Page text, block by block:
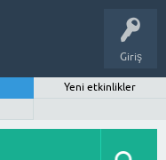
Giriş
Yeni etkinlikler